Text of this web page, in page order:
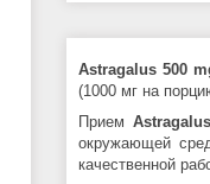
Astragalus 500
(1000 мг на
Прием
окружающей
качественной